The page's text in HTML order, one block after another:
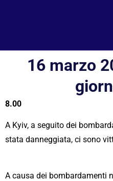
16 marzo
8.00
A Kyiv, a seguito dei
stata danneggiata, ci sono
A causa dei bombardamenti